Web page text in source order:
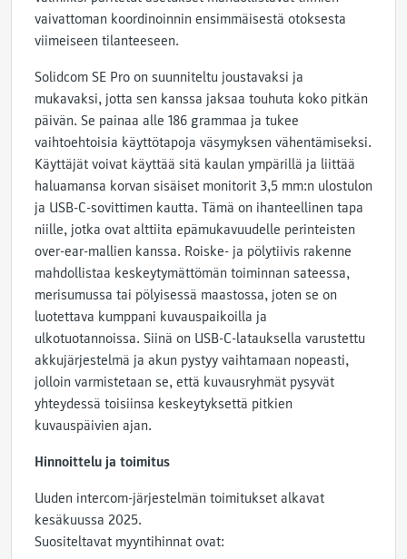
vaivattoman koordinoinnin ensimmäisestä otoksesta
viimeiseen tilanteeseen.
Solidcom SE Pro on suunniteltu joustavaksi ja
mukavaksi, jotta sen kanssa jaksaa touhuta koko pitkän
päivän. Se painaa alle 186 grammaa ja tukee
vaihtoehtoisia käyttötapoja väsymyksen vähentämiseksi.
Käyttäjät voivat käyttää sitä kaulan ympärillä ja liittää
haluamansa korvan sisäiset monitorit 3,5 mm:n ulostulon
ja USB-C-sovittimen kautta. Tämä on ihanteellinen tapa
niille, jotka ovat alttiita epämukavuudelle perinteisten
over-ear-mallien kanssa. Roiske- ja pölytiivis rakenne
mahdollistaa keskeytymättömän toiminnan sateessa,
merisumussa tai pölyisessä maastossa, joten se on
luotettava kumppani kuvauspaikoilla ja
ulkotuotannoissa. Siinä on USB-C-latauksella varustettu
akkujärjestelmä ja akun pystyy vaihtamaan nopeasti,
jolloin varmistetaan se, että kuvausryhmät pysyvät
yhteydessä toisiinsa keskeytyksettä pitkien
kuvauspäivien ajan.
Hinnoittelu ja toimitus
Uuden intercom-järjestelmän toimitukset alkavat
kesäkuussa 2025.
Suositeltavat myyntihinnat ovat: